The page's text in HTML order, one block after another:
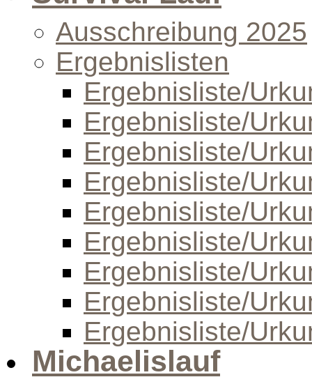
Ausschreibung 2025
Ergebnislisten
Ergebnisliste/
Ergebnisliste/
Ergebnisliste/
Ergebnisliste/
Ergebnisliste/
Ergebnisliste/
Ergebnisliste/
Ergebnisliste/
Ergebnisliste/
Michaelislauf